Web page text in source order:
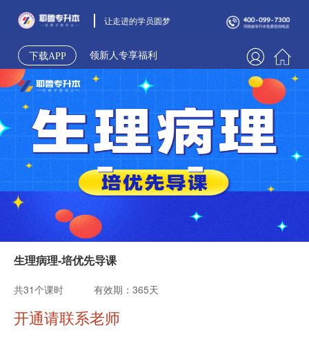
让走进的学员圆梦
下载APP 领新人专享福利
生理病理-培优先导课
共31个课时 有效期：365天
开通请联系老师